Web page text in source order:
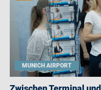
MUNICH AIRPORT